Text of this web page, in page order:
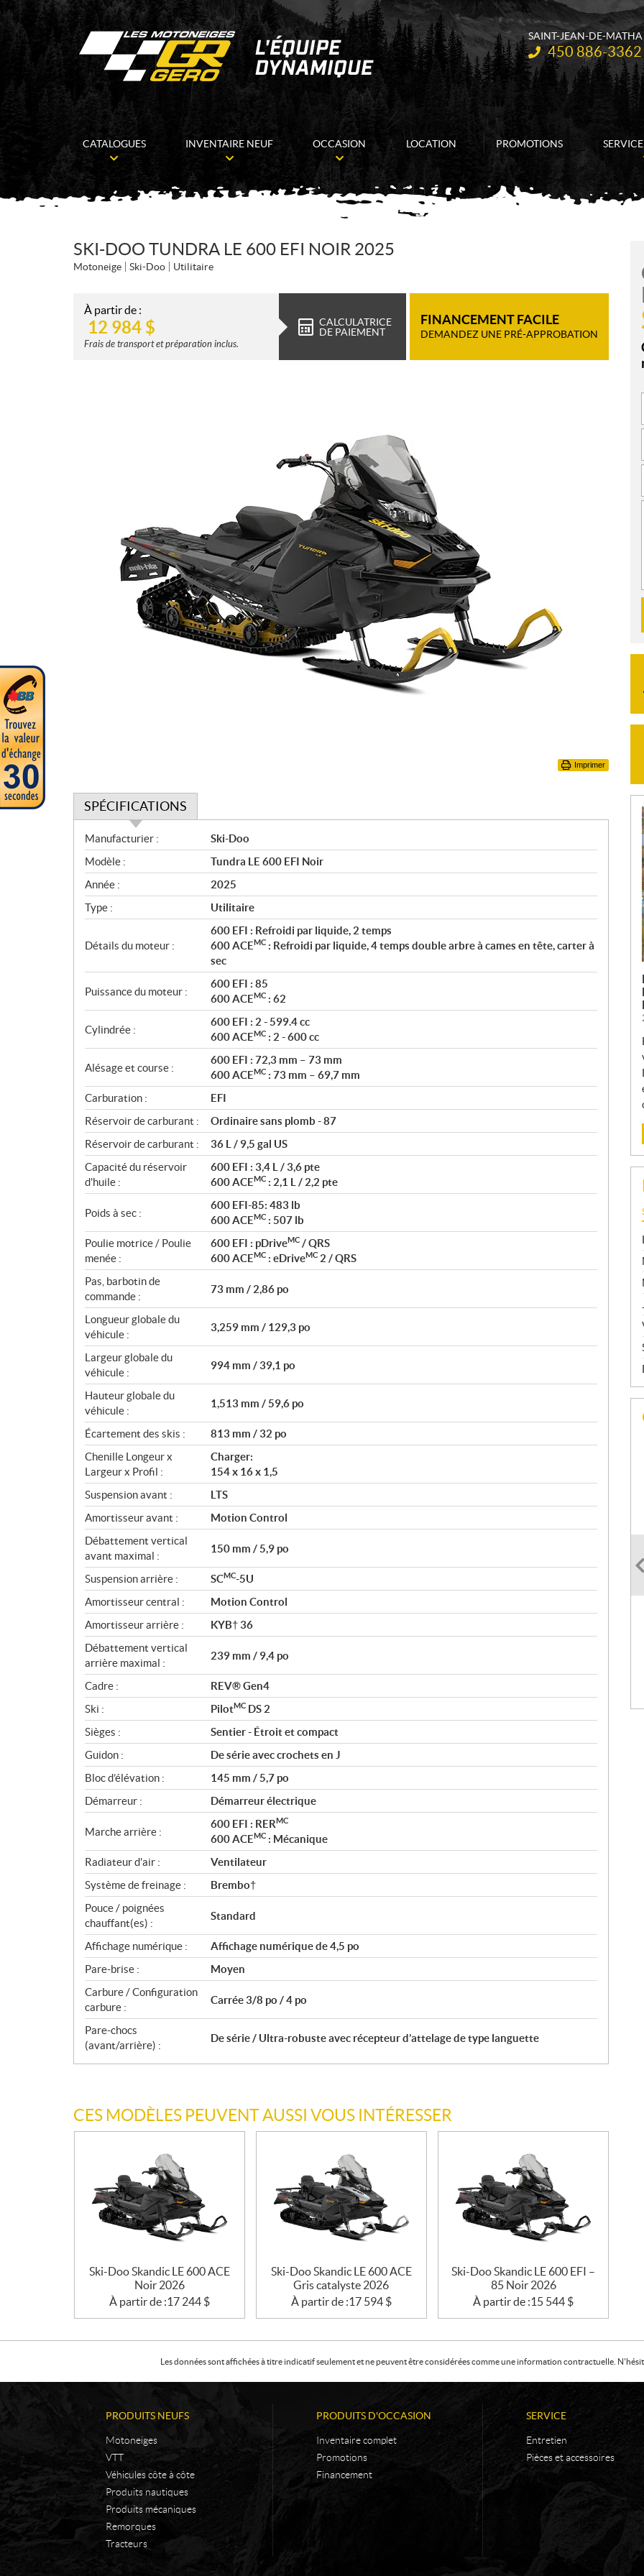
SAINT-JEAN-DE-MATHA
Téléphone :
450 886-3362
CATALOGUES INVENTAIRE NEUF OCCASION LOCATION PROMOTIONS
SKI-DOO TUNDRA LE 600 EFI NOIR 2025
Motoneige Ski-Doo Utilitaire
À partir de :
12 984 $
Frais de transport et préparation inclus.
CALCULATRICE
DE PAIEMENT
FINANCEMENT FACILE
DEMANDEZ UNE PRÉ-APPROBATION
Imprimer
SPÉCIFICATIONS
S
p
é
c
i
f
c
i
o
n
s
Manufacturier :
Ski-Doo
Modèle :
Tundra LE 600 EFI Noir
Année :
2025
Type :
Utilitaire
Détails du moteur :
600 EFI : Refroidi par liquide, 2 temps
600 ACEMC : Refroidi par liquide, 4 temps double arbre à cames en tête, carter à
sec
Puissance du moteur :
600 EFI : 85
600 ACEMC : 62
Cylindrée :
600 EFI : 2 - 599.4 cc
600 ACEMC : 2 - 600 cc
Alésage et course :
600 EFI : 72,3 mm – 73 mm
600 ACEMC : 73 mm – 69,7 mm
Carburation :
EFI
Réservoir de carburant :
Ordinaire sans plomb - 87
Réservoir de carburant :
36 L / 9,5 gal US
Capacité du réservoir
d'huile :
600 EFI : 3,4 L / 3,6 pte
600 ACEMC : 2,1 L / 2,2 pte
Poids à sec :
600 EFI-85: 483 lb
600 ACEMC : 507 lb
Poulie motrice / Poulie
menée :
600 EFI : pDriveMC / QRS
600 ACEMC : eDriveMC 2 / QRS
Pas, barbotin de
commande :
73 mm / 2,86 po
Longueur globale du
véhicule :
3,259 mm / 129,3 po
Largeur globale du
véhicule :
994 mm / 39,1 po
Hauteur globale du
véhicule :
1,513 mm / 59,6 po
Écartement des skis :
813 mm / 32 po
Chenille Longeur x
Largeur x Profil :
Charger:
154 x 16 x 1,5
Suspension avant :
LTS
Amortisseur avant :
Motion Control
Débattement vertical
avant maximal :
150 mm / 5,9 po
Suspension arrière : SCMC-5U
Amortisseur central :
Motion Control
Amortisseur arrière :
KYB† 36
Débattement vertical
arrière maximal :
239 mm / 9,4 po
Cadre :
REV® Gen4
Ski :
PilotMC DS 2
Sièges :
Sentier - Étroit et compact
Guidon :
De série avec crochets en J
Bloc d’élévation :
145 mm / 5,7 po
Démarreur :
Démarreur électrique
Marche arrière :
600 EFI : RERMC
600 ACEMC : Mécanique
Radiateur d'air :
Ventilateur
Système de freinage :
Brembo†
Pouce / poignées
chauffant(es) :
Standard
Affichage numérique :
Affichage numérique de 4,5 po
Pare-brise :
Moyen
Carbure / Configuration
carbure :
Carrée 3/8 po / 4 po
Pare-chocs
(avant/arrière) :
De série / Ultra-robuste avec récepteur d’attelage de type languette
CES MODÈLES PEUVENT AUSSI VOUS INTÉRESSER
Ski-Doo Skandic LE 600 ACE
Noir 2026
À partir de :17 244 $
Ski-Doo Skandic LE 600 ACE
Gris catalyste 2026
À partir de :17 594 $
Ski-Doo Skandic LE 600 EFI –
85 Noir 2026
À partir de :15 544 $
Les données sont affichées à titre indicatif seulement et ne peuvent être considérées comme une information contractuelle.
PRODUITS NEUFS
Motoneiges
VTT
Véhicules côte à côte
Produits nautiques
Produits mécaniques
Remorques
Tracteurs
PRODUITS D'OCCASION
Inventaire complet
Promotions
Financement
SERVICE
Entretien
Pièces et accessoires